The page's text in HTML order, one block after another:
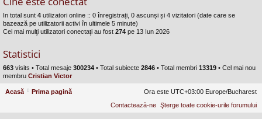
In total sunt 4 utilizatori online :: 0 înregistrați, 0 ascunși și 4 vizitatori (date care se
bazează pe utilizatorii activi în ultimele 5 minute)
Cei mai mulţi utilizatori conectaţi au fost 274 pe 13 Iun 2026
Statistici
663 visits • Total mesaje 300234 • Total subiecte 2846 • Total membri 13319 • Cel mai nou
membru Cristian Victor
Acasă Prima pagină
Ora este UTC+03:00 Europe/Bucharest
Şterge toate cookie-urile forumului
Contactează-ne